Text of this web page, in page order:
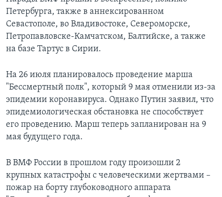
Петербурга, также в аннексированном
Севастополе, во Владивостоке, Североморске,
Петропавловске-Камчатском, Балтийске, а также
на базе Тартус в Сирии.
На 26 июля планировалось проведение марша
"Бессмертный полк", который 9 мая отменили из-за
эпидемии коронавируса. Однако Путин заявил, что
эпидемиологическая обстановка не способствует
его проведению. Марш теперь запланирован на 9
мая будущего года.
В ВМФ России в прошлом году произошли 2
крупных катастрофы с человеческими жертвами –
пожар на борту глубоководного аппарата